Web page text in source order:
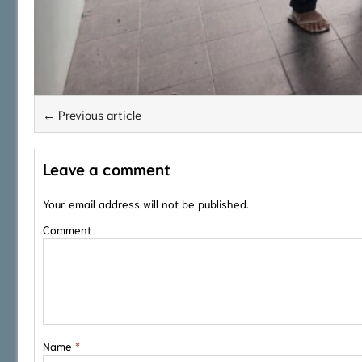
← Previous article
Leave a comment
Your email address will not be published.
Comment
Name *